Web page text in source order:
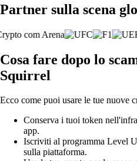
Partner sulla scena
Cosa fare dopo lo
Squirrel
Ecco come puoi usare le tue nuove
Conserva i tuoi token
app.
Iscriviti al programma Level
sulla piattaforma.